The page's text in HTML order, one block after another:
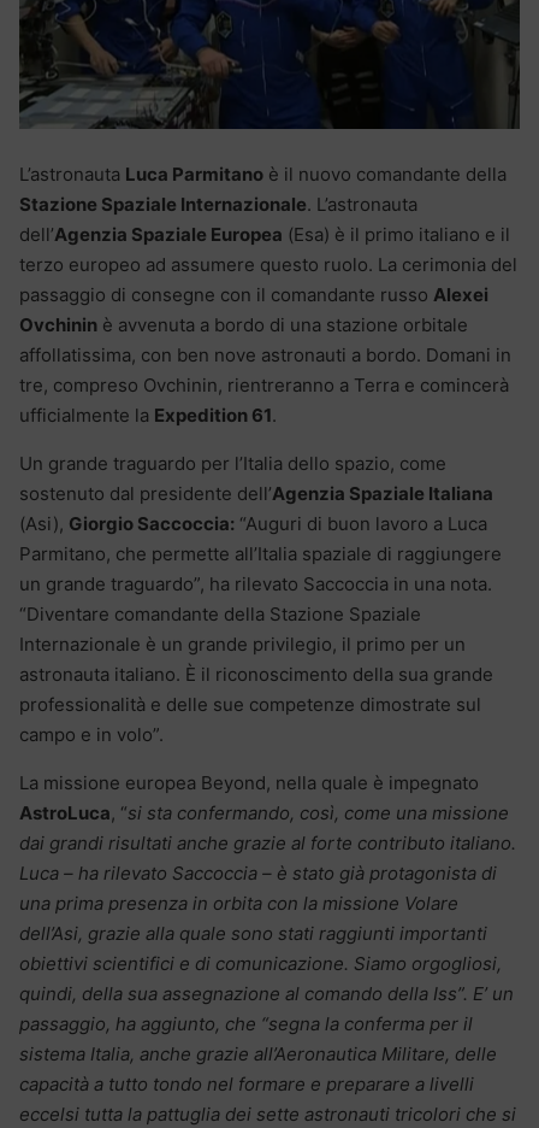
L’astronauta Luca Parmitano è il nuovo comandante della
Stazione Spaziale Internazionale. L’astronauta
dell’Agenzia Spaziale Europea (Esa) è il primo italiano e il
terzo europeo ad assumere questo ruolo. La cerimonia del
passaggio di consegne con il comandante russo Alexei
Ovchinin è avvenuta a bordo di una stazione orbitale
affollatissima, con ben nove astronauti a bordo. Domani in
tre, compreso Ovchinin, rientreranno a Terra e comincerà
ufficialmente la Expedition 61.
Un grande traguardo per l’Italia dello spazio, come
sostenuto dal presidente dell’Agenzia Spaziale Italiana
(Asi), Giorgio Saccoccia: “Auguri di buon lavoro a Luca
Parmitano, che permette all’Italia spaziale di raggiungere
un grande traguardo”, ha rilevato Saccoccia in una nota.
“Diventare comandante della Stazione Spaziale
Internazionale è un grande privilegio, il primo per un
astronauta italiano. È il riconoscimento della sua grande
professionalità e delle sue competenze dimostrate sul
campo e in volo”.
La missione europea Beyond, nella quale è impegnato
AstroLuca, “si sta confermando, così, come una missione
dai grandi risultati anche grazie al forte contributo italiano.
Luca – ha rilevato Saccoccia – è stato già protagonista di
una prima presenza in orbita con la missione Volare
dell’Asi, grazie alla quale sono stati raggiunti importanti
obiettivi scientifici e di comunicazione. Siamo orgogliosi,
quindi, della sua assegnazione al comando della Iss”. E’ un
passaggio, ha aggiunto, che “segna la conferma per il
sistema Italia, anche grazie all’Aeronautica Militare, delle
capacità a tutto tondo nel formare e preparare a livelli
eccelsi tutta la pattuglia dei sette astronauti tricolori che si